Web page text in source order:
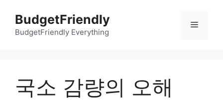
BudgetFriendly
BudgetFriendly Everything
메
국소 감량의 오해